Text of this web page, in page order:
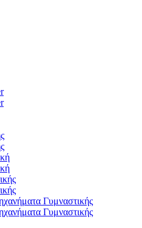
Γυμναστικής
Γυμναστικής